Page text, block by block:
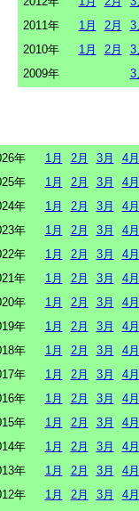
2011年
1月 2月
3
2010年
1月 2月
3
2009年
3
年 1月 2月 3月
4月
年
1月 2月 3月
4月
年
1月 2月 3月
4月
年
1月 2月 3月
4月
年
1月 2月 3月
4月
年
1月 2月 3月
4月
年
1月 2月 3月
4月
年
1月 2月 3月
4月
年
1月 2月 3月
4月
年
1月 2月 3月
4月
年
1月 2月 3月
4月
年
1月 2月 3月
4月
年
1月 2月 3月
4月
年
1月 2月 3月
4月
年
1月 2月 3月
4月